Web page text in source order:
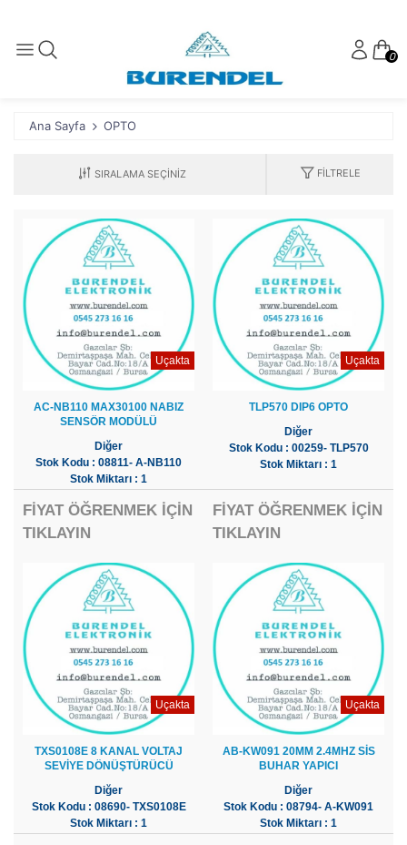
0
Ana Sayfa OPTO
FILTRELE
Uçakta
AC-NB110 MAX30100 NABIZ
SENSÖR MODÜLÜ
Diğer
Stok Kodu : 08811- A-NB110
Stok Miktarı : 1
FİYAT ÖĞRENMEK İÇİN
TIKLAYIN
Uçakta
TLP570 DIP6 OPTO
Diğer
Stok Kodu : 00259- TLP570
Stok Miktarı : 1
FİYAT ÖĞRENMEK İÇİN
TIKLAYIN
Uçakta
TXS0108E 8 KANAL VOLTAJ
SEVİYE DÖNÜŞTÜRÜCÜ
Diğer
Stok Kodu : 08690- TXS0108E
Stok Miktarı : 1
Uçakta
AB-KW091 20MM 2.4MHZ SİS
BUHAR YAPICI
Diğer
Stok Kodu : 08794- A-KW091
Stok Miktarı : 1